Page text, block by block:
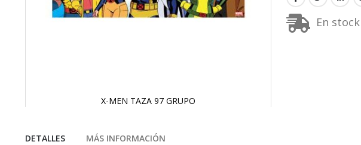
X-MEN TAZA 97 GRUPO
comienzo
En stock
DETALLES MÁS INFORMACIÓN